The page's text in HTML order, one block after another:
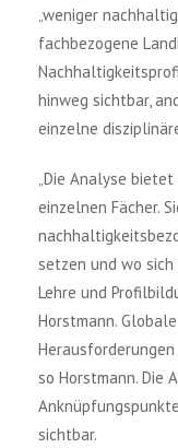
„weniger
fachbezogene
hinweg sichtbar,
einzelne
„Die Analyse
einzelnen Fächer.
setzen und wo
Lehre und
Horstmann.
so Horstmann. Die
sichtbar.